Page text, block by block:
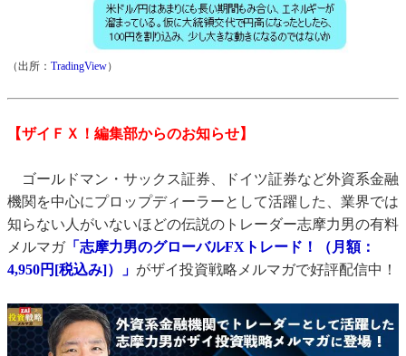
（出所： TradingView）
【ザイＦＸ！編集部からのお知らせ】
ゴールドマン・サックス証券、ドイツ証券など外資系金融
機関を中心にプロップディーラーとして活躍した、業界では
知らない人がいないほどの伝説のトレーダー志摩力男の有料
メルマガ「志摩力男のグローバルFXトレード！（月額：
4,950円[税込み]）」 がザイ投資戦略メルマガで好評配信中！